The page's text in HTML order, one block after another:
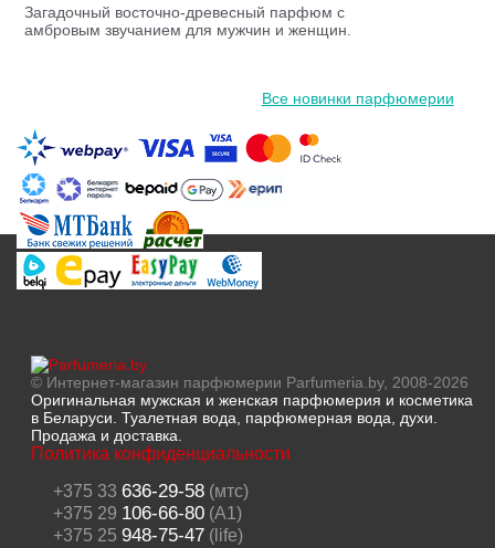
Загадочный восточно-древесный парфюм с
амбровым звучанием для мужчин и женщин.
Все новинки парфюмерии
© Интернет-магазин парфюмерии Parfumeria.by, 2008-2026
Оригинальная мужская и женская парфюмерия и косметика
в Беларуси. Туалетная вода, парфюмерная вода, духи.
Продажа и доставка.
Политика конфиденциальности
+375 33 636-29-58(мтс)
+375 29 106-66-80(A1)
+375 25 948-75-47(life)